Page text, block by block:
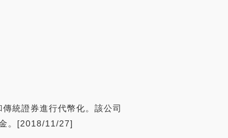
統證券進行代幣化。該公司
。[2018/11/27]